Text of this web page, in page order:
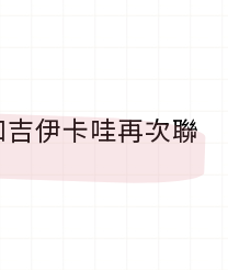
吉伊卡哇再次聯